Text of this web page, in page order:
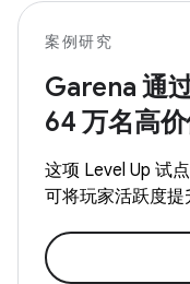
案例研究
Garena 通
64 万名高
这项 Level Up 试
可将玩家活跃度提